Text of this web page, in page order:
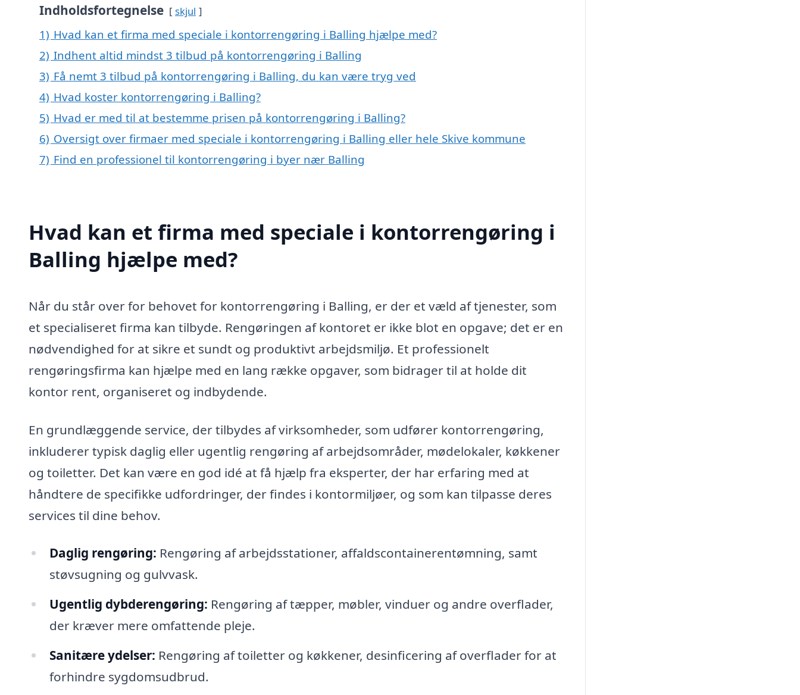
Indholdsfortegnelse skjul
1) Hvad kan et firma med speciale i kontorrengøring i Balling hjælpe med?
2) Indhent altid mindst 3 tilbud på kontorrengøring i Balling
3) Få nemt 3 tilbud på kontorrengøring i Balling, du kan være tryg ved
4) Hvad koster kontorrengøring i Balling?
5) Hvad er med til at bestemme prisen på kontorrengøring i Balling?
6) Oversigt over firmaer med speciale i kontorrengøring i Balling eller hele Skive kommune
7) Find en professionel til kontorrengøring i byer nær Balling
Hvad kan et firma med speciale i kontorrengøring i
Balling hjælpe med?
Når du står over for behovet for kontorrengøring i Balling, er der et væld af tjenester, som
et specialiseret firma kan tilbyde. Rengøringen af kontoret er ikke blot en opgave; det er en
nødvendighed for at sikre et sundt og produktivt arbejdsmiljø. Et professionelt
rengøringsfirma kan hjælpe med en lang række opgaver, som bidrager til at holde dit
kontor rent, organiseret og indbydende.
En grundlæggende service, der tilbydes af virksomheder, som udfører kontorrengøring,
inkluderer typisk daglig eller ugentlig rengøring af arbejdsområder, mødelokaler, køkkener
og toiletter. Det kan være en god idé at få hjælp fra eksperter, der har erfaring med at
håndtere de specifikke udfordringer, der findes i kontormiljøer, og som kan tilpasse deres
services til dine behov.
Daglig rengøring: Rengøring af arbejdsstationer, affaldscontainerentømning, samt
støvsugning og gulvvask.
Ugentlig dybderengøring: Rengøring af tæpper, møbler, vinduer og andre overflader,
der kræver mere omfattende pleje.
Sanitære ydelser: Rengøring af toiletter og køkkener, desinficering af overflader for at
forhindre sygdomsudbrud.